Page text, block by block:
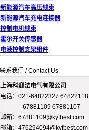
新能源汽车高压线束
新能源汽车充电连接器
控制电机线束
霍尔开关传感器
电液控制支架组件
联系我们 / Contact Us
上海科迎法电气有限公司
电话：021-64822327 64822118
67881109 67881107
邮箱：67881109@kyfbest.com
邮箱：476294094@kyfbest.com